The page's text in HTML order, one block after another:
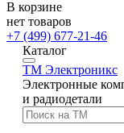
В корзине
нет товаров
+7 (499) 677-21-46
Каталог
TM Электроникс
Электронные
и радиодетали